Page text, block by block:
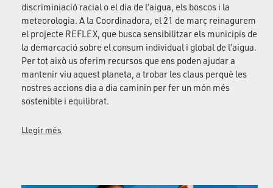
discriminiació racial o el dia de l’aigua, els boscos i la
meteorologia. A la Coordinadora, el 21 de març reinagurem
el projecte REFLEX, que busca sensibilitzar els municipis de
la demarcació sobre el consum individual i global de l’aigua.
Per tot això us oferim recursos que ens poden ajudar a
mantenir viu aquest planeta, a trobar les claus perquè les
nostres accions dia a dia caminin per fer un món més
sostenible i equilibrat.
Llegir més